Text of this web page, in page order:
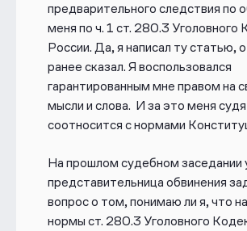
предварительного следствия по
меня по ч. 1 ст. 280.3 Уголовного
России. Да, я написал ту статью,
ранее сказал. Я воспользовался
гарантированным мне правом на
мысли и слова. И за это меня
соотносится с нормами
На прошлом судебном заседании
представительница обвинения
вопрос о том, понимаю ли я, что
нормы ст. 280.3 Уголовного